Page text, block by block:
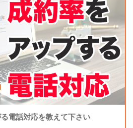
電話対応を教えて下さい